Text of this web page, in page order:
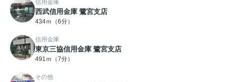
信用金庫
西武信用金庫 鷺宮支店
434ｍ（6分）
信用金庫
東京三協信用金庫 鷺宮支店
491ｍ（7分）
その他